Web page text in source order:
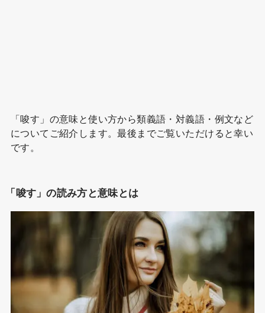
「唆す」の意味と使い方から類義語・対義語・例文など
についてご紹介します。最後までご覧いただけると幸い
です。
「唆す」の読み方と意味とは